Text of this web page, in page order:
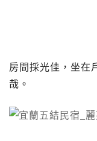
房間採光佳，坐在
哉。